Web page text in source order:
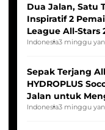
Dua Jalan, Satu
Inspiratif 2
League All-Stars
Seleksi Timnas
Indonesia3 minggu
Sepak Terjang
HYDROPLUS
Jalan untuk
Indonesia Putri
Indonesia3 minggu